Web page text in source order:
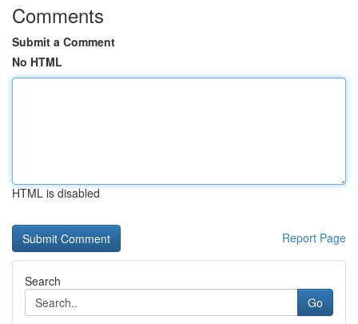
Comments
Submit a Comment
No HTML
HTML is disabled
Report Page
Search
Go